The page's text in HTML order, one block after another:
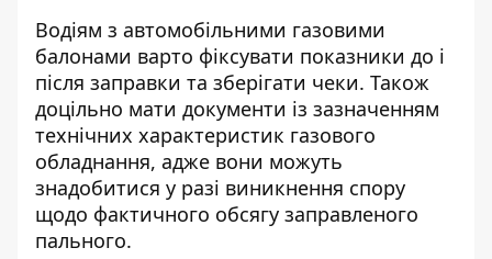
Водіям з автомобільними газовими
балонами варто фіксувати показники до і
після заправки та зберігати чеки. Також
доцільно мати документи із зазначенням
технічних характеристик газового
обладнання, адже вони можуть
знадобитися у разі виникнення спору
щодо фактичного обсягу заправленого
пального.